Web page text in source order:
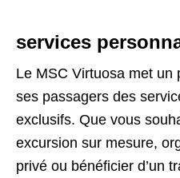
services
Le MSC Virtuosa met un
ses passagers des
exclusifs. Que vous
excursion sur mesure,
privé ou bénéficier d’un